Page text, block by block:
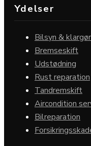
Ydelser
Bilsyn &
Bremseskift
Udstødning
Rust reparation
Tandremskift
Aircondition
Bilreparation